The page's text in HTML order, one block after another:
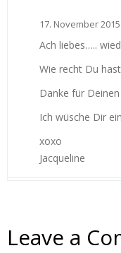
17. November
Ach liebes…..
Wie recht Du
Danke für
Ich wüsche Dir
xoxo
Jacqueline
Leave a